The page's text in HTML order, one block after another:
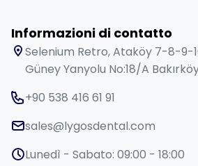
Informazioni di contatto
Selenium Retro, Ataköy 7-8-9-
Güney Yanyolu No:18/A
+90 538 416 61 91
sales@lygosdental.com
Lunedì - Sabato: 09:00 - 18:00